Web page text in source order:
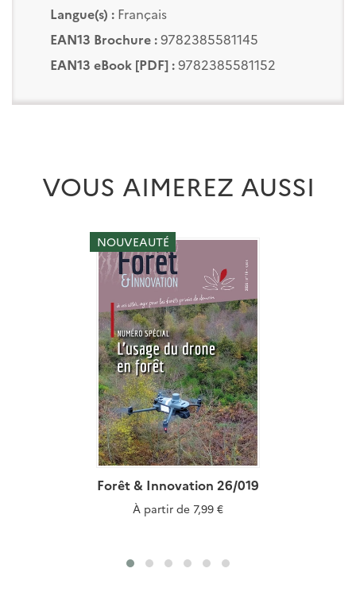
Langue(s) :Français
EAN13 Brochure :9782385581145
EAN13 eBook [PDF] :9782385581152
VOUS AIMEREZ AUSSI
NOUVEAUTÉ
Forêt & Innovation 26/019
À partir de 7,99 €